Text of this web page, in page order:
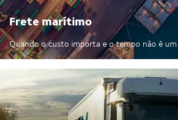
Frete marítimo
Quando o custo importa e o tempo não é